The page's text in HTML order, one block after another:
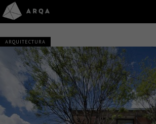
ARQUITECTURA